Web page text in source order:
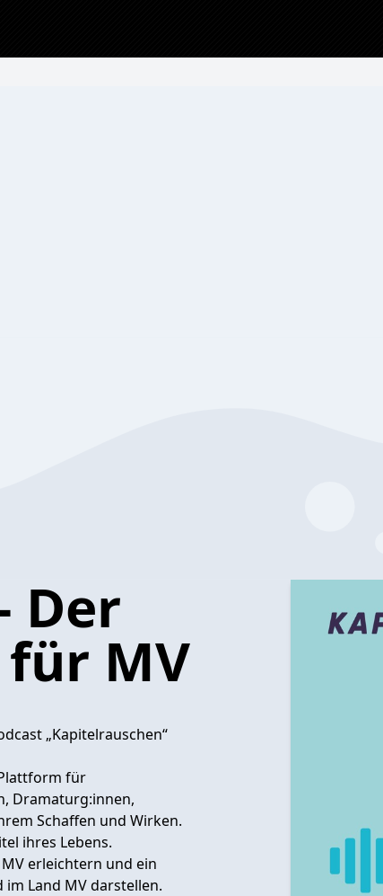
Der
MV
„Kapitelrauschen“
für
Dramaturg:innen,
Schaffen und Wirken.
ihres Lebens.
erleichtern und ein
Land MV darstellen.